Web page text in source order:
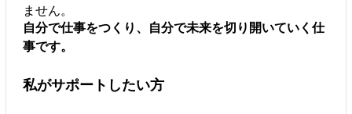
ません。
自分で仕事をつくり、自分で未来を切り開いていく仕
事です。
私がサポートしたい方